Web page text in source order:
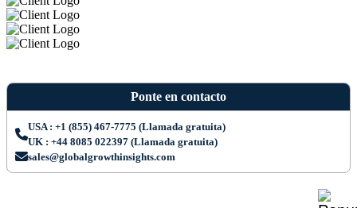
Ponte en contacto
USA : +1 (855) 467-7775 (Llamada gratuita)
UK : +44 8085 022397 (Llamada gratuita)
sales@globalgrowthinsights.com